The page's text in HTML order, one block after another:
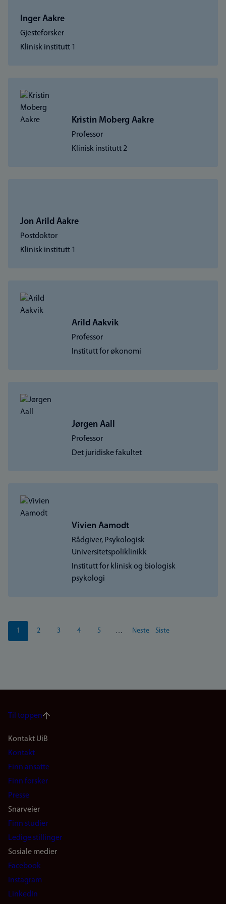
Inger Aakre
Gjesteforsker
Klinisk institutt 1
Kristin Moberg Aakre
Professor
Klinisk institutt 2
Jon Arild Aakre
Postdoktor
Klinisk institutt 1
Arild Aakvik
Professor
Institutt for økonomi
Jørgen Aall
Professor
Det juridiske fakultet
Vivien Aamodt
Rådgiver, Psykologisk
Universitetspoliklinikk
Institutt for klinisk og biologisk
psykologi
Sider
Nåværende
side
1 Side
2 Side
3 Side
4 Side
5 …
Neste
Neste
Siste
Siste
Til toppen
Footer
navigation
(no)
Kontakt UiB
Kontakt
Finn ansatte
Finn forsker
Presse
Snarveier
Finn studier
Ledige stillinger
Sosiale medier
Facebook
Instagram
LinkedIn